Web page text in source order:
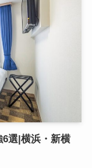
選|横浜・新横